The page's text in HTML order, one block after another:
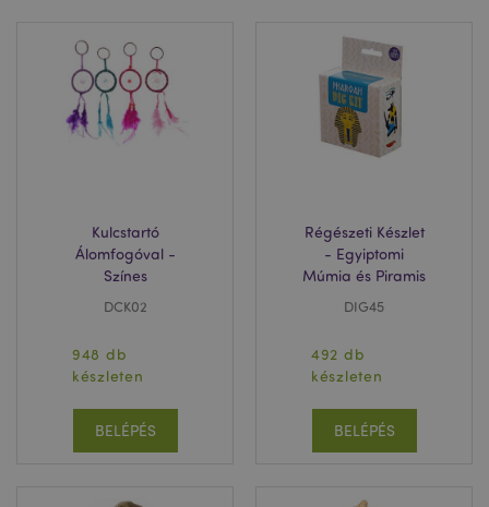
Kulcstartó
Álomfogóval -
Színes
DCK02
948 db
készleten
BELÉPÉS
Régészeti Készlet
- Egyiptomi
Múmia és Piramis
DIG45
492 db
készleten
BELÉPÉS
PHPSESSID
PHP.net
.puckator.hu
Google